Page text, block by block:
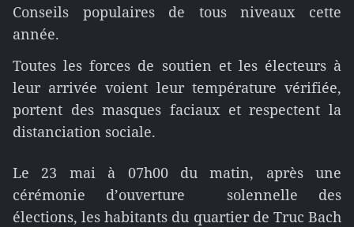
Conseils populaires de tous niveaux cette
année.
Toutes les forces de soutien et les électeurs à
leur arrivée voient leur température vérifiée,
portent des masques faciaux et respectent la
distanciation sociale.
Le 23 mai à 07h00 du matin, après une
cérémonie d’ouverture solennelle des
élections, les habitants du quartier de Truc Bach